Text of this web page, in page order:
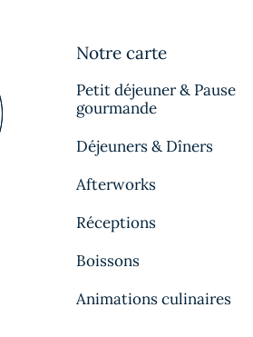
Notre carte
Petit déjeuner & Pause
gourmande
Déjeuners & Dîners
Afterworks
Réceptions
Boissons
Animations culinaires